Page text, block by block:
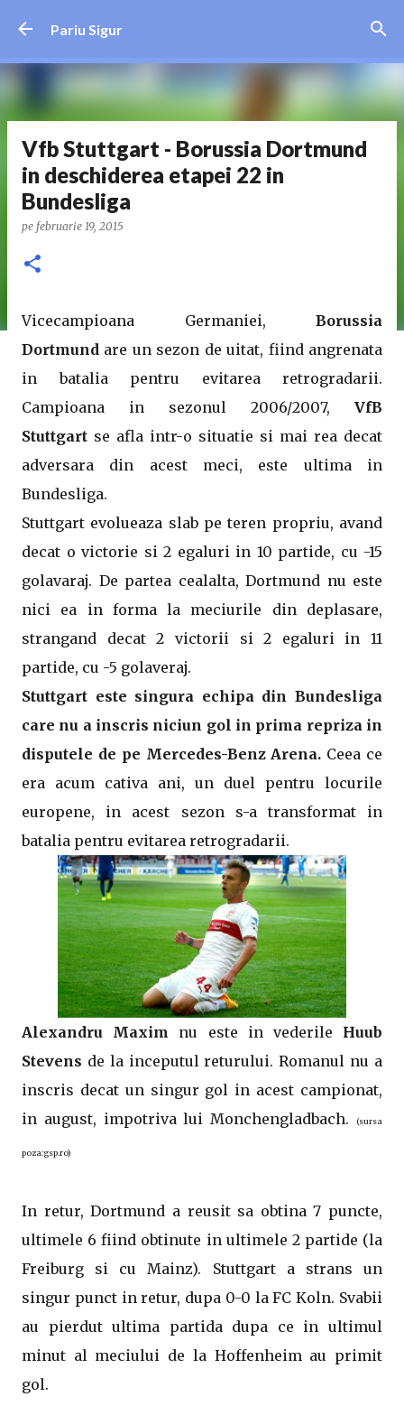
Treceți la conținutul principal
Pariu Sigur
Vfb Stuttgart - Borussia Dortmund
in deschiderea etapei 22 in
Bundesliga
pe februarie 19, 2015
Vicecampioana Germaniei, Borussia
Dortmund are un sezon de uitat, fiind angrenata
in batalia pentru evitarea retrogradarii.
Campioana in sezonul 2006/2007, VfB
Stuttgart se afla intr-o situatie si mai rea decat
adversara din acest meci, este ultima in
Bundesliga.
Stuttgart evolueaza slab pe teren propriu, avand
decat o victorie si 2 egaluri in 10 partide, cu -15
golavaraj. De partea cealalta, Dortmund nu este
nici ea in forma la meciurile din deplasare,
strangand decat 2 victorii si 2 egaluri in 11
partide, cu -5 golaveraj.
Stuttgart este singura echipa din Bundesliga
care nu a inscris niciun gol in prima repriza in
disputele de pe Mercedes-Benz Arena. Ceea ce
era acum cativa ani, un duel pentru locurile
europene, in acest sezon s-a transformat in
batalia pentru evitarea retrogradarii.
Alexandru Maxim nu este in vederile Huub
Stevens de la inceputul returului. Romanul nu a
inscris decat un singur gol in acest campionat,
in august, impotriva lui Monchengladbach.
(sursa
poza:gsp.ro)
In retur, Dortmund a reusit sa obtina 7 puncte,
ultimele 6 fiind obtinute in ultimele 2 partide (la
Freiburg si cu Mainz). Stuttgart a strans un
singur punct in retur, dupa 0-0 la FC Koln. Svabii
au pierdut ultima partida dupa ce in ultimul
minut al meciului de la Hoffenheim au primit
gol.